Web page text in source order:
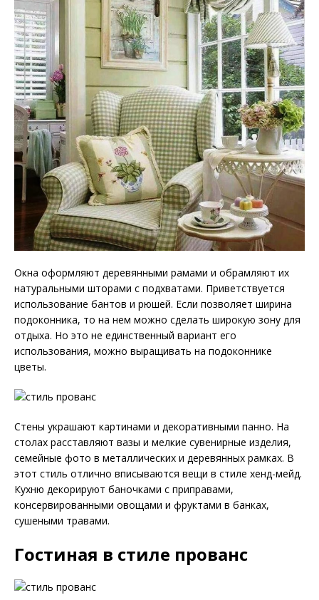
Окна оформляют деревянными рамами и обрамляют их
натуральными шторами с подхватами. Приветствуется
использование бантов и рюшей. Если позволяет ширина
подоконника, то на нем можно сделать широкую зону для
отдыха. Но это не единственный вариант его
использования, можно выращивать на подоконнике
цветы.
Стены украшают картинами и декоративными панно. На
столах расставляют вазы и мелкие сувенирные изделия,
семейные фото в металлических и деревянных рамках. В
этот стиль отлично вписываются вещи в стиле хенд-мейд.
Кухню декорируют баночками с приправами,
консервированными овощами и фруктами в банках,
сушеными травами.
Гостиная в стиле прованс